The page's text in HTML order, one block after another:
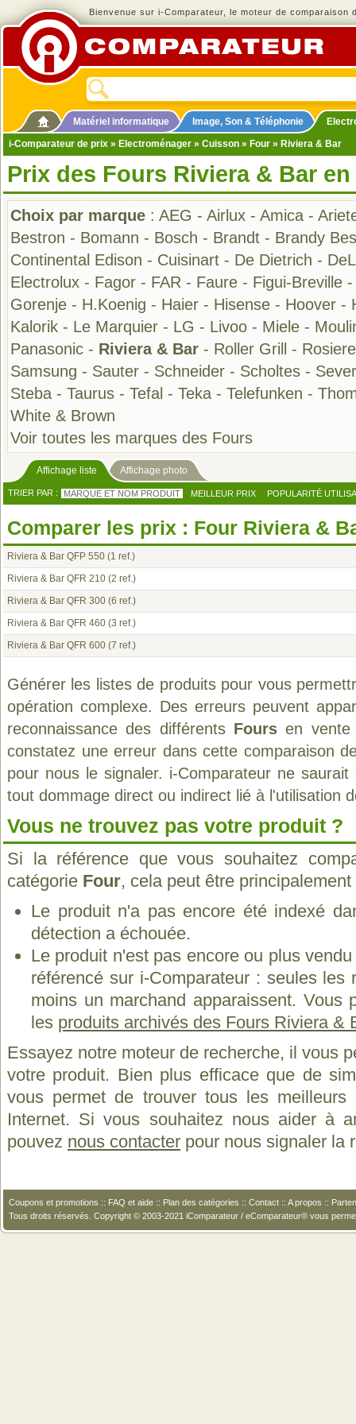
Bienvenue sur i-Comparateur, le moteur de comparaison
Matériel informatique Image, Son & Téléphonie
i-Comparateur de prix » Electroménager » Cuisson » Four » Riviera & Bar
Prix des Fours Riviera & Bar
Choix par marque : AEG - Airlux - Amica -
Bestron - Bomann - Bosch - Brandt - Brandy
Continental Edison - Cuisinart - De Dietrich -
Electrolux - Fagor - FAR - Faure - Figui-Breville
Gorenje - H.Koenig - Haier - Hisense - Hoover -
Kalorik - Le Marquier - LG - Livoo - Miele -
Panasonic - Riviera & Bar - Roller Grill -
Samsung - Sauter - Schneider - Scholtes -
Steba - Taurus - Tefal - Teka - Telefunken -
White & Brown
Voir toutes les marques des Fours
Affichage liste Affichage photo
TRIER PAR : MARQUE ET NOM PRODUIT MEILLEUR PRIX POPULARITÉ
Comparer les prix : Four Riviera &
Riviera & Bar QFP 550 (1 ref.)
Riviera & Bar QFR 210 (2 ref.)
Riviera & Bar QFR 300 (6 ref.)
Riviera & Bar QFR 460 (3 ref.)
Riviera & Bar QFR 600 (7 ref.)
Générer les listes de produits pour vous
opération complexe. Des erreurs peuvent
reconnaissance des différents Foursen vente
constatez une erreur dans cette comparaison
pour nous le signaler. i-Comparateur ne
tout dommage direct ou indirect lié à l'utilisation
Vous ne trouvez pas votre produit ?
Si la référence que vous souhaitez
catégorie Four, cela peut être
Le produit n'a pas encore été indexé
détection a échouée.
Le produit n'est pas encore ou plus
référencé sur i-Comparateur : seules les
moins un marchand apparaissent. Vous
les produits archivés des Fours Riviera &
Essayez notre moteur de recherche, il vous
votre produit. Bien plus efficace que de
vous permet de trouver tous les
Internet. Si vous souhaitez nous aider à
pouvez nous contacter pour nous signaler la
Coupons et promotions :: FAQ et aide :: Plan des catégories :: Contact :: A propos ::
Tous droits réservés. Copyright © 2003-2021 iComparateur / eComparateur® vous